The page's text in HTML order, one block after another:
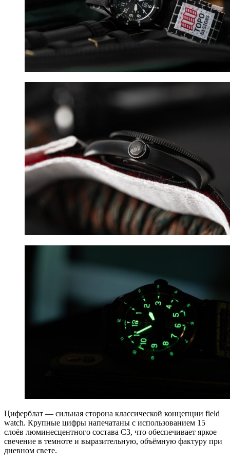
Циферблат — сильная сторона классической концепции field
watch. Крупные цифры напечатаны с использованием 15
слоёв люминесцентного состава C3, что обеспечивает яркое
свечение в темноте и выразительную, объёмную фактуру при
дневном свете.